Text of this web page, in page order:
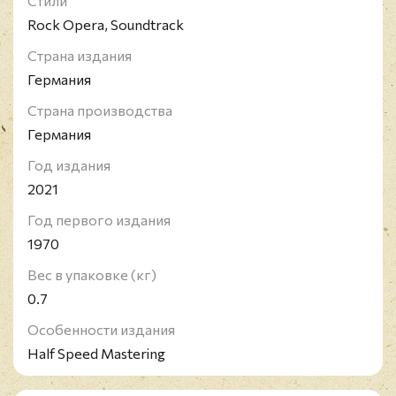
литературных произведений.
Rock Opera, Soundtrack
Страна издания
Германия
Страна производства
Германия
Год издания
2021
Год первого издания
1970
Вес в упаковке (кг)
0.7
Особенности издания
Half Speed Mastering